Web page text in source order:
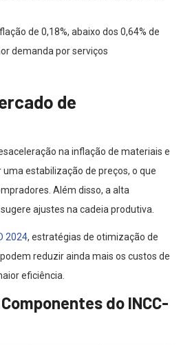
de 0,18%, abaixo dos 0,64% de
demanda por serviços
de
na inflação de materiais e
estabilização de preços, o que
Além disso, a alta
ajustes na cadeia produtiva.
2024, estratégias de otimização de
reduzir ainda mais os custos de
eficiência.
do INCC-